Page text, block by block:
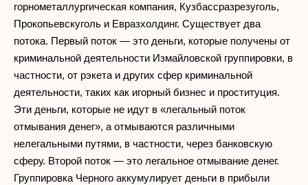
горнометаллургическая компания, Кузбассразрезуголь,
Прокопьевскуголь и Евразхолдинг. Существует два
потока. Первый поток — это деньги, которые получены от
криминальной деятельности Измайловской группировки, в
частности, от рэкета и других сфер криминальной
деятельности, таких как игорный бизнес и проституция.
Эти деньги, которые не идут в «легальный поток
отмывания денег», а отмываются различными
нелегальными путями, в частности, через банковскую
сферу. Второй поток — это легальное отмывание денег.
Группировка Черного аккумулирует деньги в прибыли